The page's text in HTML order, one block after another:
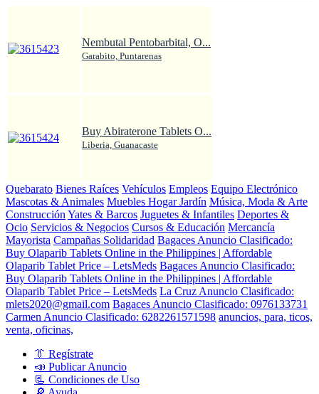
Nembutal Pentobarbital, O...
Garabito, Puntarenas
Buy Abiraterone Tablets O...
Liberia, Guanacaste
Quebarato Bienes Raíces Vehículos Empleos Equipo Electrónico
Mascotas & Animales Muebles Hogar Jardín Música, Moda & Arte
ConstrucciónYates & Barcos Juguetes & Infantiles Deportes &
Ocio Servicios & Negocios Cursos & Educación Mercancía
Mayorista Campañas Solidaridad Bagaces Anuncio Clasificado:
Buy Olaparib Tablets Online in the Philippines | Affordable
Olaparib Tablet Price – LetsMeds Bagaces Anuncio Clasificado:
Buy Olaparib Tablets Online in the Philippines | Affordable
Olaparib Tablet Price – LetsMeds La Cruz Anuncio Clasificado:
mlets2020@gmail.com Bagaces Anuncio Clasificado: 0976133731
Carmen Anuncio Clasificado: 6282261571598 anuncios, para, ticos,
venta, oficinas,
👔 Regístrate
📣 Publicar Anuncio
📃 Condiciones de Uso